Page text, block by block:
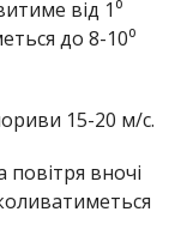
від 1⁰
до 8-10⁰
15-20 м/с.
повітря вночі